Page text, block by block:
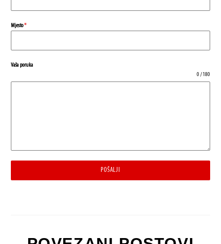
Mjesto*
Vaša poruka
0 / 180
POŠALJI